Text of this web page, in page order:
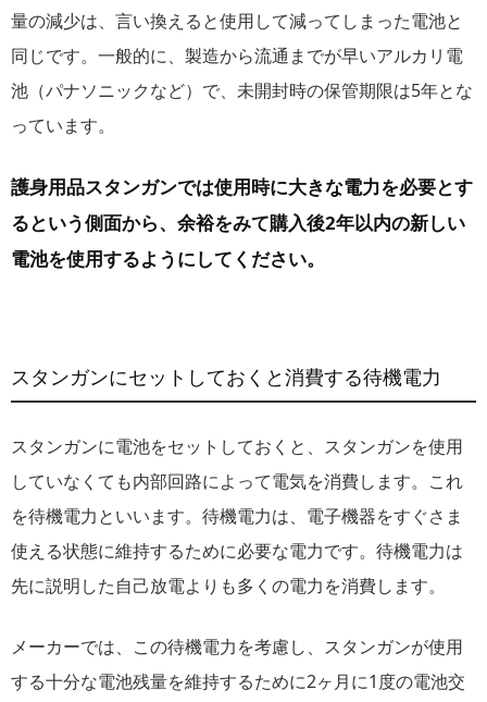
量の減少は、言い換えると使用して減ってしまった電池と
同じです。一般的に、製造から流通までが早いアルカリ電
池（パナソニックなど）で、未開封時の保管期限は5年とな
っています。
護身用品スタンガンでは使用時に大きな電力を必要とす
るという側面から、余裕をみて購入後2年以内の新しい
電池を使用するようにしてください。
スタンガンにセットしておくと消費する待機電力
スタンガンに電池をセットしておくと、スタンガンを使用
していなくても内部回路によって電気を消費します。これ
を待機電力といいます。待機電力は、電子機器をすぐさま
使える状態に維持するために必要な電力です。待機電力は
先に説明した自己放電よりも多くの電力を消費します。
メーカーでは、この待機電力を考慮し、スタンガンが使用
する十分な電池残量を維持するために2ヶ月に1度の電池交